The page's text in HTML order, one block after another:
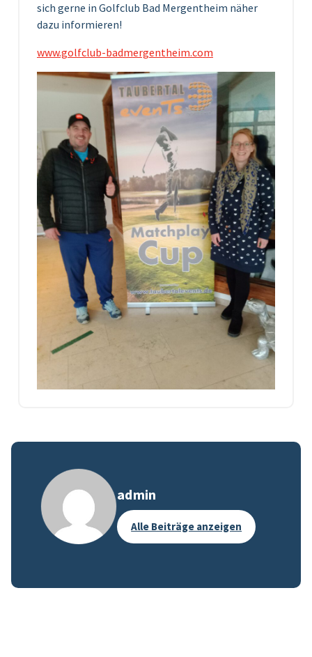
sich gerne in Golfclub Bad Mergentheim näher
dazu informieren!
www.golfclub-badmergentheim.com
admin
Alle Beiträge anzeigen